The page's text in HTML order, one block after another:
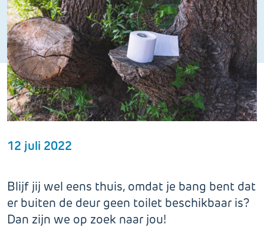
12 juli 2022
Blijf jij wel eens thuis, omdat je bang bent dat
er buiten de deur geen toilet beschikbaar is?
Dan zijn we op zoek naar jou!